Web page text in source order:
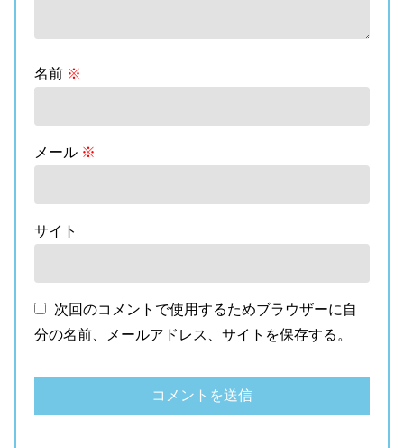
名前 ※
メール ※
サイト
次回のコメントで使用するためブラウザーに自
分の名前、メールアドレス、サイトを保存する。